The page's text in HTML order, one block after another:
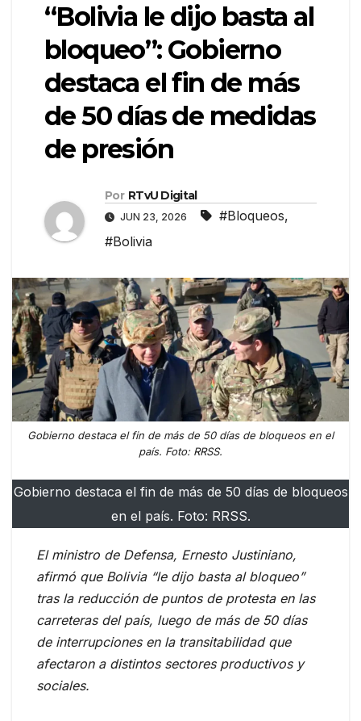
“Bolivia le dijo basta al
bloqueo”: Gobierno
destaca el fin de más
de 50 días de medidas
de presión
Por RTvU Digital
JUN 23, 2026 #Bloqueos,
#Bolivia
Gobierno destaca el fin de más de 50 días de bloqueos en el
país. Foto: RRSS.
Gobierno destaca el fin de más de 50 días de bloqueos
en el país. Foto: RRSS.
El ministro de Defensa, Ernesto Justiniano,
afirmó que Bolivia “le dijo basta al bloqueo”
tras la reducción de puntos de protesta en las
carreteras del país, luego de más de 50 días
de interrupciones en la transitabilidad que
afectaron a distintos sectores productivos y
sociales.